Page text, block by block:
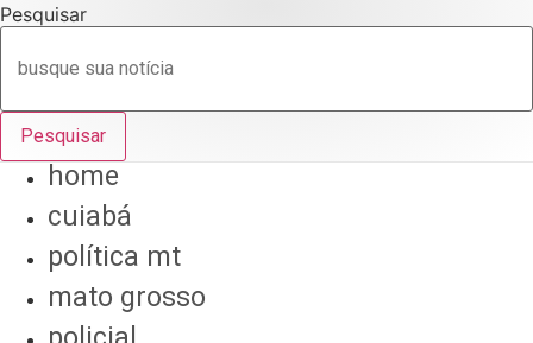
Pesquisar
Pesquisar
home
cuiabá
política mt
mato grosso